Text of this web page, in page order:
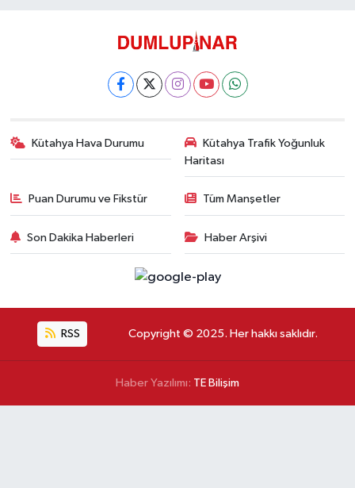
Kütahya Hava Durumu
Kütahya Trafik Yoğunluk
Haritası
Puan Durumu ve Fikstür Tüm Manşetler
Son Dakika Haberleri Haber Arşivi
RSS Copyright © 2025. Her hakkı saklıdır.
Haber Yazılımı: TE Bilişim